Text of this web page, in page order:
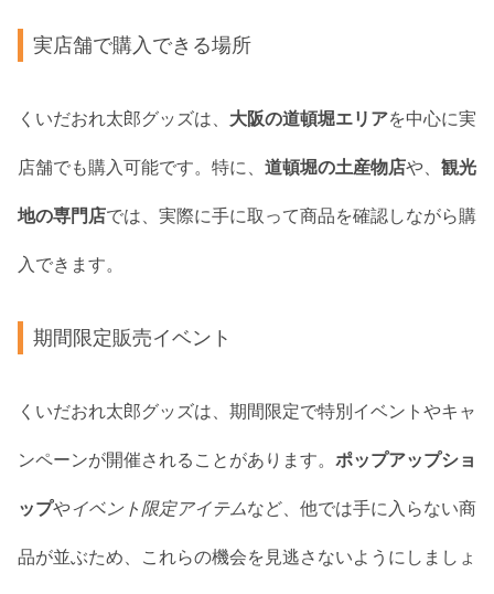
実店舗で購入できる場所
くいだおれ太郎グッズは、 大阪の道頓堀エリアを中心に実
店舗でも購入可能です。特に、 道頓堀の土産物店や、 観光
地の専門店では、実際に手に取って商品を確認しながら購
入できます。
期間限定販売イベント
くいだおれ太郎グッズは、期間限定で特別イベントやキャ
ンペーンが開催されることがあります。 ポップアップショ
ップやイベント限定アイテムなど、他では手に入らない商
品が並ぶため、これらの機会を見逃さないようにしましょ